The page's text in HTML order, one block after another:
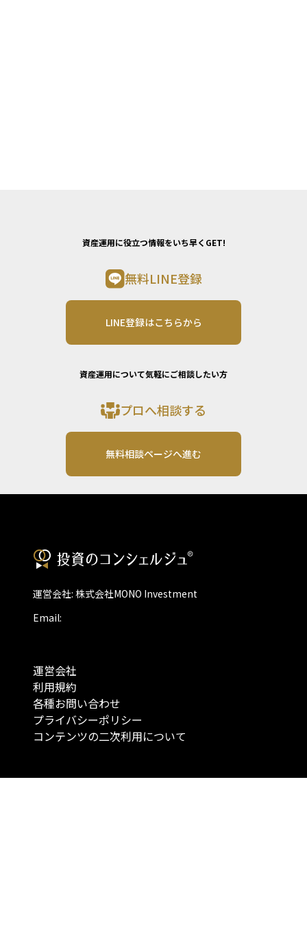
資産運用に役立つ情報をいち早くGET!
無料LINE登録
LINE登録はこちらから
資産運用について気軽にご相談したい方
プロへ相談する
無料相談ページへ進む
運営会社: 株式会社MONO Investment
Email:
運営会社
利用規約
各種お問い合わせ
プライバシーポリシー
コンテンツの二次利用について